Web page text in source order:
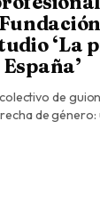
‘La
de
de género: